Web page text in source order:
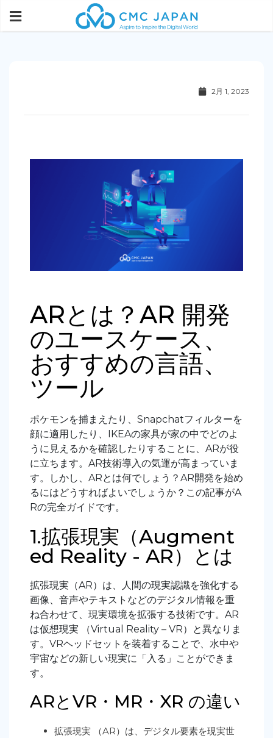
2月 1, 2023
ARとは？AR 開発
のユースケース、
おすすめの言語、
ツール
ポケモンを捕まえたり、Snapchatフィルターを
顔に適用したり、IKEAの家具が家の中でどのよ
うに見えるかを確認したりすることに、ARが役
に立ちます。AR技術導入の気運が高まっていま
す。しかし、ARとは何でしょう？AR開発を始め
るにはどうすればよいでしょうか？この記事がA
Rの完全ガイドです。
1.拡張現実（Augment
ed Reality - AR）とは
拡張現実（AR）は、人間の現実認識を強化する
画像、音声やテキストなどのデジタル情報を重
ね合わせて、現実環境を拡張する技術です。AR
は仮想現実 （Virtual Reality – VR）と異なりま
す。VRヘッドセットを装着することで、水中や
宇宙などの新しい現実に「入る」ことができま
す。
ARとVR・MR・XR の違い
拡張現実 （AR）は、デジタル要素を現実世